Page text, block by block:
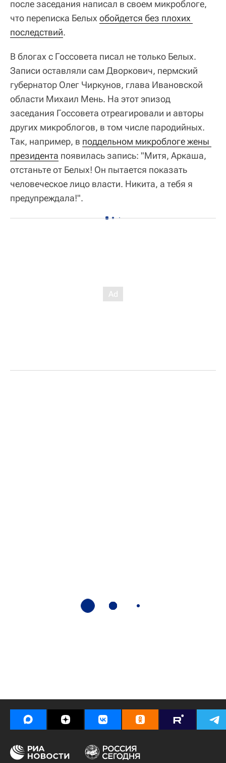
после заседания написал в своем микроблоге,
что переписка Белых обойдется без плохих
последствий.
В блогах с Госсовета писал не только Белых.
Записи оставляли сам Дворкович, пермский
губернатор Олег Чиркунов, глава Ивановской
области Михаил Мень. На этот эпизод
заседания Госсовета отреагировали и авторы
других микроблогов, в том числе пародийных.
Так, например, в поддельном микроблоге жены
президента появилась запись: "Митя, Аркаша,
отстаньте от Белых! Он пытается показать
человеческое лицо власти. Никита, а тебя я
предупреждала!".